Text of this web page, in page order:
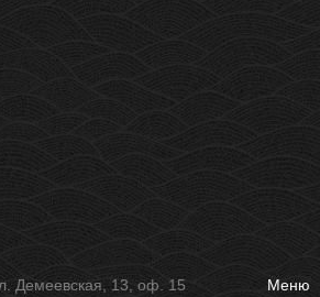
Демеевская, 13, оф. 15
Меню